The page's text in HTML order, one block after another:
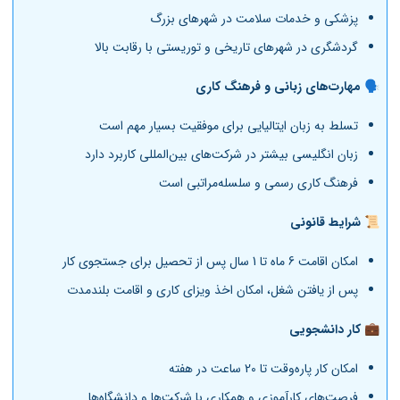
پزشکی و خدمات سلامت در شهرهای بزرگ
گردشگری در شهرهای تاریخی و توریستی با رقابت بالا
🗣️ مهارت‌های زبانی و فرهنگ کاری
تسلط به زبان ایتالیایی برای موفقیت بسیار مهم است
زبان انگلیسی بیشتر در شرکت‌های بین‌المللی کاربرد دارد
فرهنگ کاری رسمی و سلسله‌مراتبی است
📜 شرایط قانونی
امکان اقامت 6 ماه تا 1 سال پس از تحصیل برای جستجوی کار
پس از یافتن شغل، امکان اخذ ویزای کاری و اقامت بلندمدت
💼کار دانشجویی
امکان کار پاره‌وقت تا 20 ساعت در هفته